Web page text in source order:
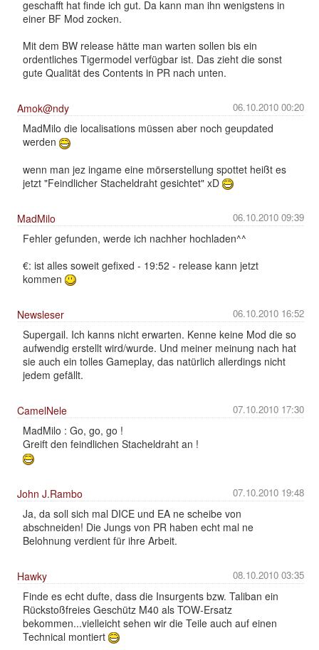
geschafft hat finde ich gut. Da kann man ihn wenigstens in
einer BF Mod zocken.
Mit dem BW release hätte man warten sollen bis ein
ordentliches Tigermodel verfügbar ist. Das zieht die sonst
gute Qualität des Contents in PR nach unten.
06.10.2010 00:20
Amok@ndy
MadMilo die localisations müssen aber noch geupdated
werden
wenn man jez ingame eine mörserstellung spottet heißt es
jetzt "Feindlicher Stacheldraht gesichtet" xD
06.10.2010 09:39
MadMilo
Fehler gefunden, werde ich nachher hochladen^^
€: ist alles soweit gefixed - 19:52 - release kann jetzt
kommen
06.10.2010 16:52
Newsleser
Supergail. Ich kanns nicht erwarten. Kenne keine Mod die so
aufwendig erstellt wird/wurde. Und meiner meinung nach hat
sie auch ein tolles Gameplay, das natürlich allerdings nicht
jedem gefällt.
07.10.2010 17:30
CamelNele
MadMilo : Go, go, go !
Greift den feindlichen Stacheldraht an !
07.10.2010 19:48
John J.Rambo
Ja, da soll sich mal DICE und EA ne scheibe von
abschneiden! Die Jungs von PR haben echt mal ne
Belohnung verdient für ihre Arbeit.
08.10.2010 03:35
Hawky
Finde es echt dufte, dass die Insurgents bzw. Taliban ein
Rückstoßfreies Geschütz M40 als TOW-Ersatz
bekommen...vielleicht sehen wir die Teile auch auf einen
Technical montiert